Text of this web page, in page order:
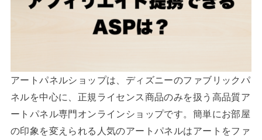
アートパネルショップは、ディズニーのファブリックパ
ネルを中心に、正規ライセンス商品のみを扱う高品質ア
ートパネル専門オンラインショップです。簡単にお部屋
の印象を変えられる人気のアートパネルはアートをファ